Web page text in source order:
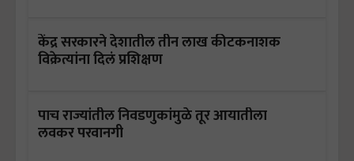
केंद्र सरकारने देशातील तीन लाख कीटकनाशक
विक्रेत्यांना दिलं प्रशिक्षण
पाच राज्यांतील निवडणुकांमुळे तूर आयातीला
लवकर परवानगी